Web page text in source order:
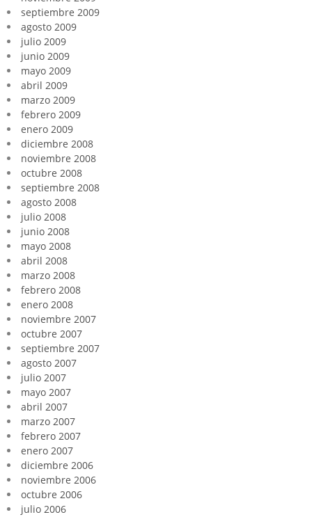
septiembre 2009
agosto 2009
julio 2009
junio 2009
mayo 2009
abril 2009
marzo 2009
febrero 2009
enero 2009
diciembre 2008
noviembre 2008
octubre 2008
septiembre 2008
agosto 2008
julio 2008
junio 2008
mayo 2008
abril 2008
marzo 2008
febrero 2008
enero 2008
noviembre 2007
octubre 2007
septiembre 2007
agosto 2007
julio 2007
mayo 2007
abril 2007
marzo 2007
febrero 2007
enero 2007
diciembre 2006
noviembre 2006
octubre 2006
julio 2006